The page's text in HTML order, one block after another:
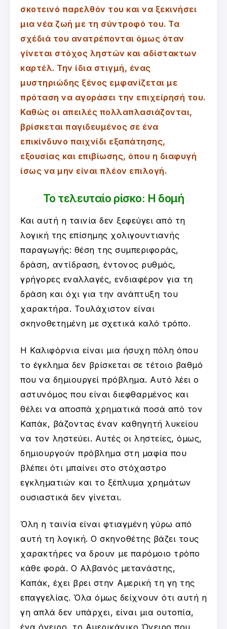
σκοτεινό παρελθόν του και να ξεκινήσει
μια νέα ζωή με τη σύντροφό του. Τα
σχέδιά του ανατρέπονται όμως όταν
γίνεται στόχος ληστών και αδίστακτων
καρτέλ. Την ίδια στιγμή, ένας
μυστηριώδης ξένος εμφανίζεται με
πρόταση να αγοράσει την επιχείρησή του.
Καθώς οι απειλές πολλαπλασιάζονται,
βρίσκεται παγιδευμένος σε ένα
επικίνδυνο παιχνίδι εξαπάτησης,
εξουσίας και επιβίωσης, όπου η διαφυγή
ίσως να μην είναι πλέον επιλογή.
Το τελευταίο ρίσκο: Η δομή
Και αυτή η ταινία δεν ξεφεύγει από τη
λογική της επίσημης χολιγουντιανής
παραγωγής: θέση της συμπεριφοράς,
δράση, αντίδραση, έντονος ρυθμός,
γρήγορες εναλλαγές, ενδιαφέρον για τη
δράση και όχι για την ανάπτυξη του
χαρακτήρα. Τουλάχιστον είναι
σκηνοθετημένη με σχετικά καλό τρόπο.
Η Καλιφόρνια είναι μια ήσυχη πόλη όπου
το έγκλημα δεν βρίσκεται σε τέτοιο βαθμό
που να δημιουργεί πρόβλημα. Αυτό λέει ο
αστυνόμος που είναι διεφθαρμένος και
θέλει να αποσπά χρηματικά ποσά από τον
Καπάκ, βάζοντας έναν καθηγητή λυκείου
να τον ληστεύει. Αυτές οι ληστείες, όμως,
δημιουργούν πρόβλημα στη μαφία που
βλέπει ότι μπαίνει στο στόχαστρο
εγκληματιών και το ξέπλυμα χρημάτων
ουσιαστικά δεν γίνεται.
Όλη η ταινία είναι φτιαγμένη γύρω από
αυτή τη λογική. Ο σκηνοθέτης βάζει τους
χαρακτήρες να δρουν με παρόμοιο τρόπο
κάθε φορά. Ο Αλβανός μετανάστης,
Καπάκ, έχει βρει στην Αμερική τη γη της
επαγγελίας. Όλα όμως δείχνουν ότι αυτή η
γη απλά δεν υπάρχει, είναι μια ουτοπία,
ένα όνειρο, το Αμερικάνικο Όνειρο που